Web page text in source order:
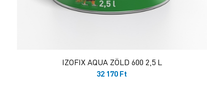
IZOFIX AQUA ZÖLD 600 2,5 L
32 170 Ft